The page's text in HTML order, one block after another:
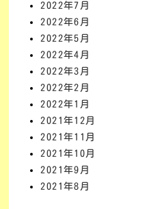
2022年7月
2022年6月
2022年5月
2022年4月
2022年3月
2022年2月
2022年1月
2021年12月
2021年11月
2021年10月
2021年9月
2021年8月